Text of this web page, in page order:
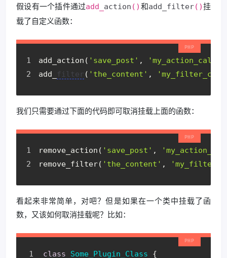
假设有一个插件通过add_ action () 和add_filter()挂
载了自定义函数：
add_action ( 'save_post' ,
add_
filter ( 'the_content' ,
我们只需要通过下面的代码即可取消挂载上面的函数：
remove_action ( 'save_post' ,
remove_filter( 'the_content' ,
看起来非常简单，对吧？但是如果在一个类中挂载了函
数，又该如何取消挂载呢？比如：
class Some_Plugin_Class {